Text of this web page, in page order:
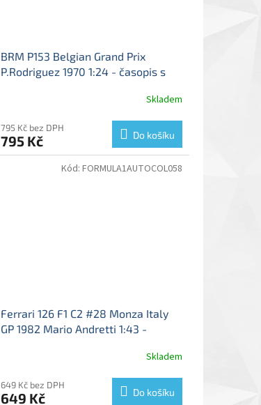
BRM P153 Belgian Grand Prix
P.Rodriguez 1970 1:24 - časopis s
Skladem
795 Kč bez DPH
795 Kč Do košíku
Ferrari 126 F1 C2 #28 Monza Italy
GP 1982 Mario Andretti 1:43 -
Skladem
649 Kč bez DPH
649 Kč Do košíku
Kód: FORMULA1AUTOCOL058